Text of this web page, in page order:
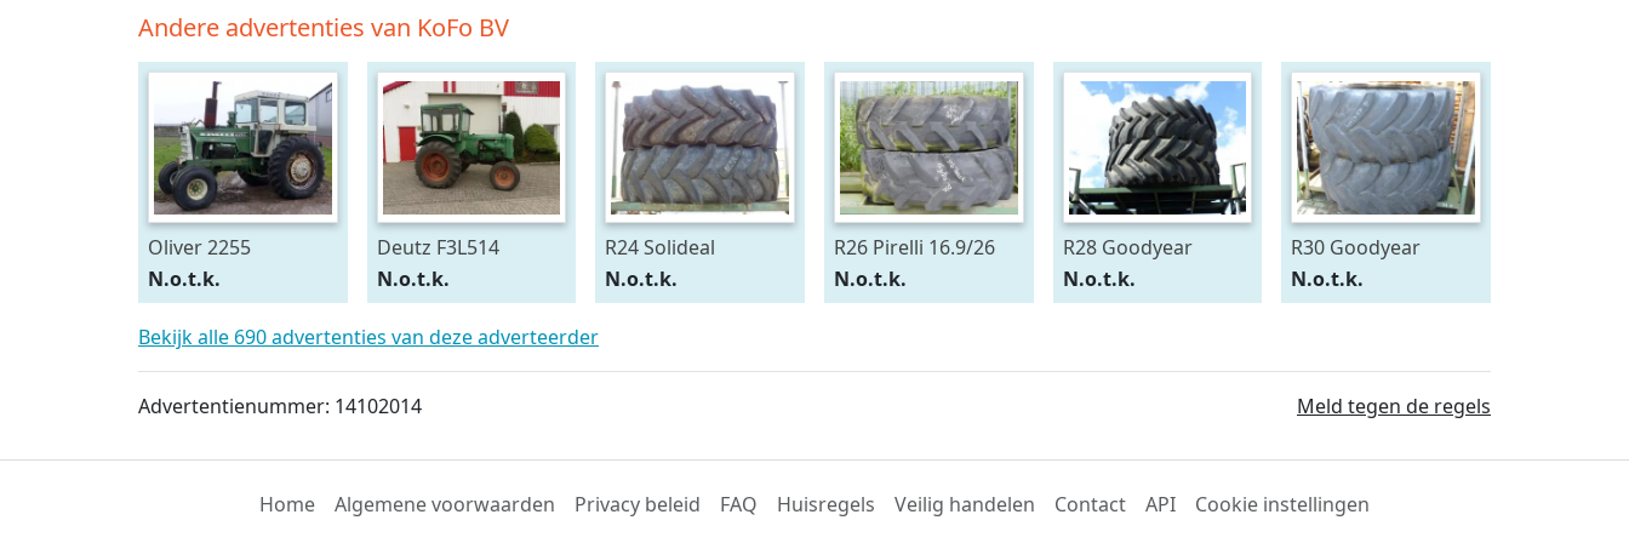
Andere advertenties van KoFo BV
Oliver 2255
N.o.t.k.
Deutz F3L514
N.o.t.k.
R24 Solideal
15.5/80R24
N.o.t.k.
R26 Pirelli 16.9/26
N.o.t.k.
R28 Goodyear
540/75R28
N.o.t.k.
R30 Goodyear
600/70R30
N.o.t.k.
Bekijk alle 690 advertenties van deze adverteerder
Advertentienummer: 14102014 Meld tegen de regels
Home Algemene voorwaarden Privacy beleid FAQ Huisregels Veilig handelen Contact API Cookie instellingen